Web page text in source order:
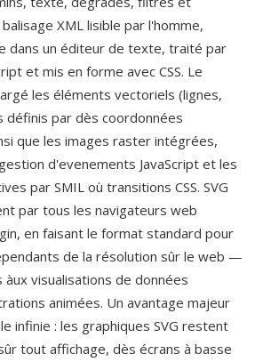
XML lisible par l'homme,
dans un éditeur de texte, traité par
et mis en forme avec CSS. Le
les éléments vectoriels (lignes,
définis par dès coordonnées
que les images raster intégrées,
d'evenements JavaScript et les
par SMIL où transitions CSS. SVG
par tous les navigateurs web
en faisant le format standard pour
de la résolution sûr le web —
visualisations de données
animées. Un avantage majeur
infinie : les graphiques SVG restent
tout affichage, dès écrans à basse